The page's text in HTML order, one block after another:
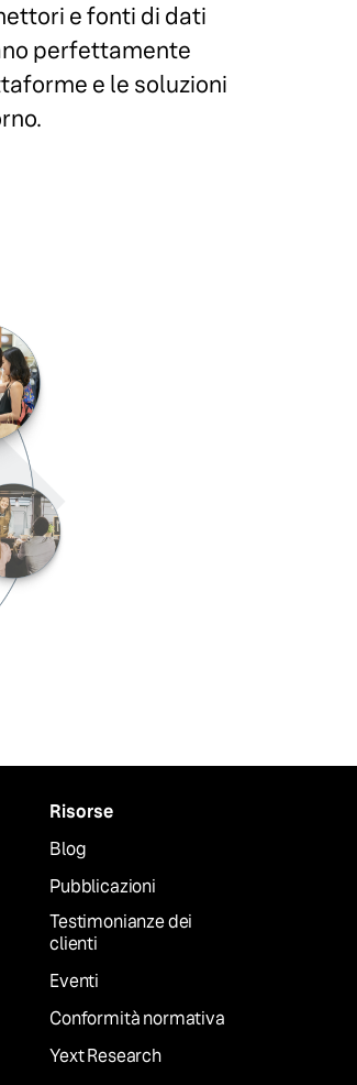
e fonti di dati
perfettamente
e le soluzioni
Risorse
Blog
Pubblicazioni
Testimonianze dei
clienti
Eventi
Conformità normativa
Yext Research